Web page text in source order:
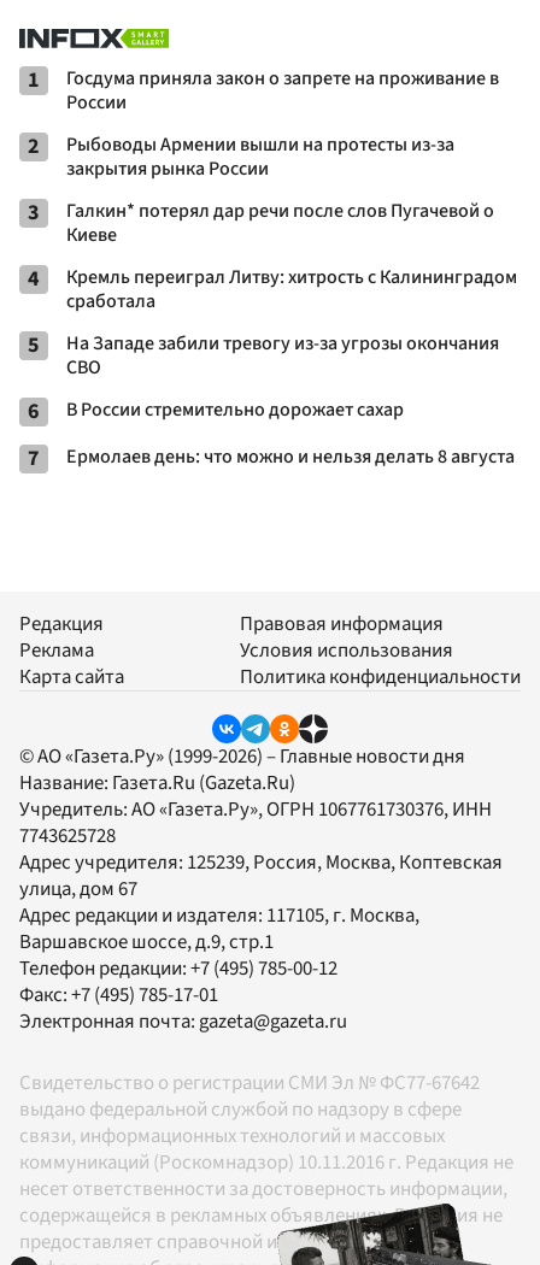
1
Госдума приняла закон о запрете на проживание в
России
2
Рыбоводы Армении вышли на протесты из-за
закрытия рынка России
3
Галкин* потерял дар речи после слов Пугачевой о
Киеве
4
Кремль переиграл Литву: хитрость с Калининградом
сработала
5
На Западе забили тревогу из-за угрозы окончания
СВО
6 В России стремительно дорожает сахар
7 Ермолаев день: что можно и нельзя делать 8 августа
Редакция
Реклама
Карта сайта
Правовая информация
Условия использования
Политика конфиденциальности
© АО «Газета.Ру» (1999-2026) – Главные новости дня
Название: Газета.Ru (Gazeta.Ru)
Учредитель:АО «Газета.Ру», ОГРН 1067761730376, ИНН
7743625728
Адрес учредителя: 125239, Россия, Москва, Коптевская
улица, дом 67
Адрес редакции и издателя: 117105, г. Москва,
Варшавское шоссе, д.9, стр.1
Телефон редакции:+7 (495) 785-00-12
Факс:+7 (495) 785-17-01
Электронная почта:gazeta@gazeta.ru
Свидетельство о регистрации СМИ Эл № ФС77-67642
выдано федеральной службой по надзору в сфере
связи, информационных технологий и массовых
коммуникаций (Роскомнадзор) 10.11.2016 г. Редакция не
несет ответственности за достоверность информации,
содержащейся в рекламных объявлениях. Редакция не
предоставляет справочной информации.